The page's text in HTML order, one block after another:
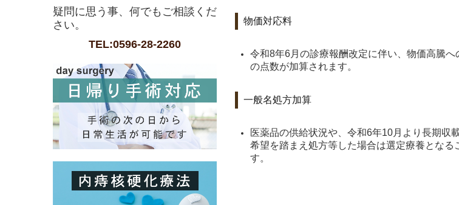
疑問に思う事、何でもご相談くだ
さい。
TEL:0596-28-2260
物価対応料
令和8年6月の診療報酬改定に伴い、物価高騰
の点数が加算されます。
一般名処方加算
医薬品の供給状況や、令和6年10月より長期収
希望を踏まえ処方等した場合は選定療養とな
す。